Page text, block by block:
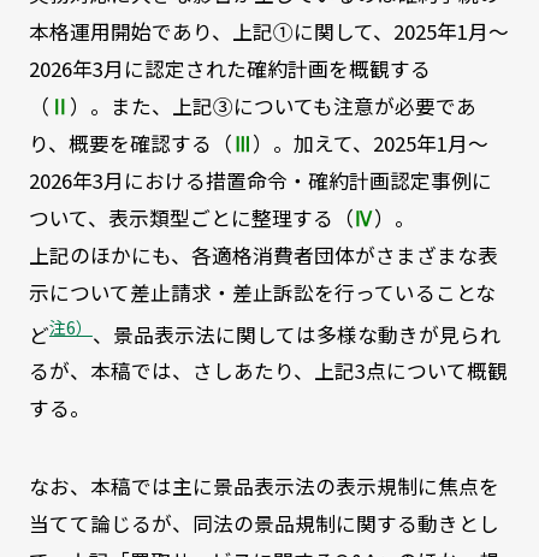
本格運用開始であり、上記①に関して、2025年1月～
2026年3月に認定された確約計画を概観する
（ Ⅱ ）。また、上記③についても注意が必要であ
り、概要を確認する（Ⅲ）。加えて、2025年1月～
2026年3月における措置命令・確約計画認定事例に
ついて、表示類型ごとに整理する（Ⅳ）。
上記のほかにも、各適格消費者団体がさまざまな表
示について差止請求・差止訴訟を行っていることな
ど注6） 、景品表示法に関しては多様な動きが見られ
るが、本稿では、さしあたり、上記3点について概観
する。
なお、本稿では主に景品表示法の表示規制に焦点を
当てて論じるが、同法の景品規制に関する動きとし